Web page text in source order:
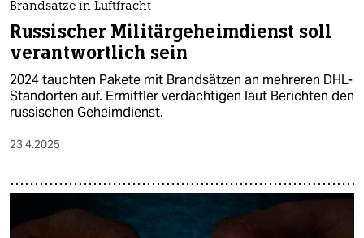
Brandsätze in Luftfracht
Russischer Militärgeheimdienst soll
verantwortlich sein
2024 tauchten Pakete mit Brandsätzen an mehreren DHL-
Standorten auf. Ermittler verdächtigen laut Berichten den
russischen Geheimdienst.
23.4.2025